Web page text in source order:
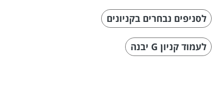
לסניפים נבחרים בקניונים
לעמוד קניון G יבנה